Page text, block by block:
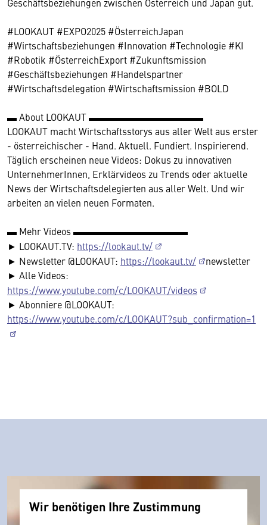
#LOOKAUT #EXPO2025 #ÖsterreichJapan
#Wirtschaftsbeziehungen #Innovation #Technologie #KI
#Robotik #ÖsterreichExport #Zukunftsmission
#Geschäftsbeziehungen #Handelspartner
#Wirtschaftsdelegation #Wirtschaftsmission #BOLD
▬ About LOOKAUT ▬▬▬▬▬▬▬▬▬▬▬▬
LOOKAUT macht Wirtschaftsstorys aus aller Welt aus erster
- österreichischer - Hand. Aktuell. Fundiert. Inspirierend.
Täglich erscheinen neue Videos: Dokus zu innovativen
UnternehmerInnen, Erklärvideos zu Trends oder aktuelle
News der Wirtschaftsdelegierten aus aller Welt. Und wir
arbeiten an vielen neuen Formaten.
▬ Mehr Videos ▬▬▬▬▬▬▬▬▬▬▬▬
► LOOKAUT.TV: https://lookaut.tv/
► Newsletter @LOOKAUT: https://lookaut.tv/
newsletter
► Alle Videos:
https://www.youtube.com/c/LOOKAUT/videos
► Abonniere @LOOKAUT:
https://www.youtube.com/c/LOOKAUT?sub_confirmation=1
Wir benötigen Ihre Zustimmung